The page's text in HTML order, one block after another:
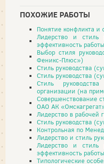
ПОХОЖИЕ РАБОТЫ
Понятие конфликта и
Лидерство и стиль
эффективность
Выбор стиля
Феникс-Плюс»)
Стиль руководства
Стиль руководства
Стиль
организации (на
Совершенствование
ОАО АК
Лидерство в рабочей
Стиль руководства
Контрольная по
Лидерство и стиль
Лидерство и стиль
эффективность
Типологические